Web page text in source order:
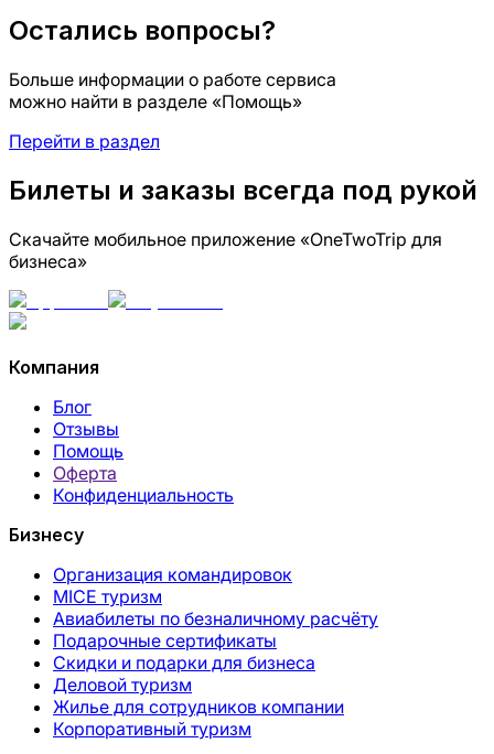
Остались вопросы?
Больше информации о работе сервиса
можно найти в разделе «Помощь»
Перейти в раздел
Билеты и заказы всегда под рукой
Скачайте мобильное приложение «OneTwoTrip для
бизнеса»
Компания
Блог
Отзывы
Помощь
Оферта
Конфиденциальность
Бизнесу
Организация командировок
MICE туризм
Авиабилеты по безналичному расчёту
Подарочные сертификаты
Скидки и подарки для бизнеса
Деловой туризм
Жилье для сотрудников компании
Корпоративный туризм